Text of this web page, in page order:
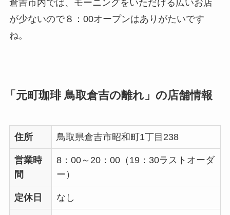
倉吉市内では、モーニングをいただける広いお店
が少ないので８：00オープンはありがたいです
ね。
「元町珈琲 鳥取倉吉の離れ」の店舗情報
住所 鳥取県倉吉市昭和町1丁目238
営業時
間
8：00～20：00（19：30ラストオーダ
ー）
定休日 なし